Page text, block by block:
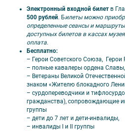
Электронный входной билет в
500 рублей. Билеты можно
определенные сеансы и
доступных билетов в кассах
оплата.
Бесплатно:
– Герои Советского Союза, Герои
– полные кавалеры ордена Славы,
– Ветераны Великой
знаком «Жителю блокадного
– сурдопереводчики и
гражданства), сопровождающие
группы
– дети до 7 лет и дети-инвалиды,
– инвалиды I и II группы